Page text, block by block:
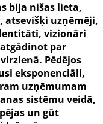
bija nišas lieta,
atsevišķi uzņēmēji,
vizionāri
par
Pēdējos
eksponenciāli,
uzņēmumam
sistēmu veidā,
un gūt